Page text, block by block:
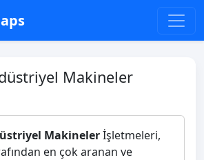
Makineler
Makinelerİşletmeleri,
en çok aranan ve